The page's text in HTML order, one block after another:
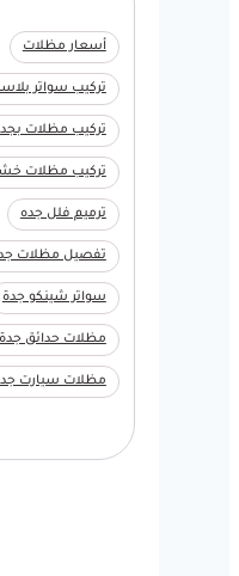
أسعار مظلات
تركيب سواتر
تركيب مظلات
تركيب مظلات
ترميم فلل جده
تفصيل مظلات
سواتر شينكو جدة
مظلات حدائق جدة
مظلات سيارت